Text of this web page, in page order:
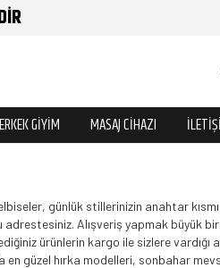
ERKEK GİYİM MASAJ CIHAZI
günlük stillerinizin anahtar
adrestesiniz. Alışveriş yapmak büyük
ürünlerin kargo ile sizlere vardığı
güzel hırka modelleri, sonbahar